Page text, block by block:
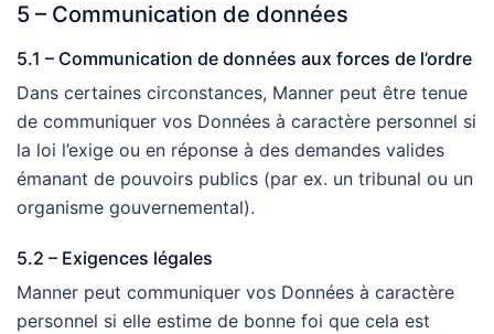
5 – Communication de données
5.1 – Communication de données aux forces de l’ordre
Dans certaines circonstances, Manner peut être tenue
de communiquer vos Données à caractère personnel si
la loi l’exige ou en réponse à des demandes valides
émanant de pouvoirs publics (par ex. un tribunal ou un
organisme gouvernemental).
5.2 – Exigences légales
Manner peut communiquer vos Données à caractère
personnel si elle estime de bonne foi que cela est